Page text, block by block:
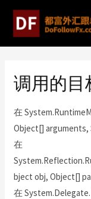
调用的目
在
Object[]
在
bject obj, Object[]
在